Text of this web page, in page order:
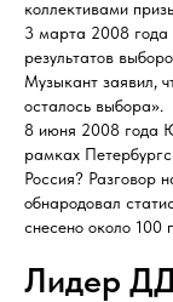
коллективами
3 марта 2008 года
результатов
Музыкант заявил,
осталось выбора».
8 июня 2008 года
рамках
Россия? Разговор
обнародовал
снесено около 100
Лидер